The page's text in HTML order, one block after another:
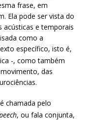
frase, em
Ela pode ser vista do
acústicas e temporais
como a
específico, isto é,
-, como também
das
chamada pelo
, ou fala conjunta,